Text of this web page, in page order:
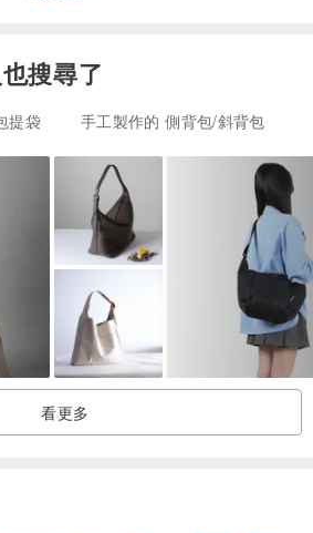
搜尋了
提袋 手工製作的 側背包/斜背包
看更多